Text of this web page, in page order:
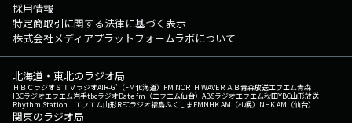
採用情報
特定商取引に関する法律に基づく表示
株式会社メディアプラットフォームラボについて
北海道・東北のラジオ局
ＨＢＣラジオＳＴＶラジオAIR-G'（FM北海道） FM NORTH WAVEＲＡＢ青森放送エフエム青森
IBCラジオエフエム岩手tbcラジオDate fm（エフエム仙台） ABSラジオエフエム秋田YBC山形放送
Rhythm Station エフエム山形RFCラジオ福島ふくしまFMNHK AM（札幌） NHK AM（仙台）
関東のラジオ局